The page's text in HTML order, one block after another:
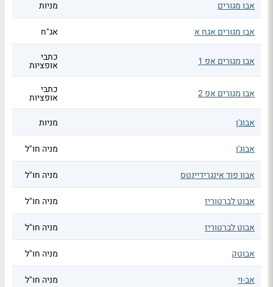
אבו מגורים מניות
אבו מגורים אגח א אג"ח
אבו מגורים אפ 1 כתבי
אופציות
אבו מגורים אפ 2 כתבי
אופציות
אבוג'ן
מניות
אבוג'ן מניה חו"ל
אבוו פוד אינגרידיינטס מניה חו"ל
אבוט לברטוריז מניה חו"ל
אבוט לברטוריז מניה חו"ל
אבוטק מניה חו"ל
אב-וי מניה חו"ל